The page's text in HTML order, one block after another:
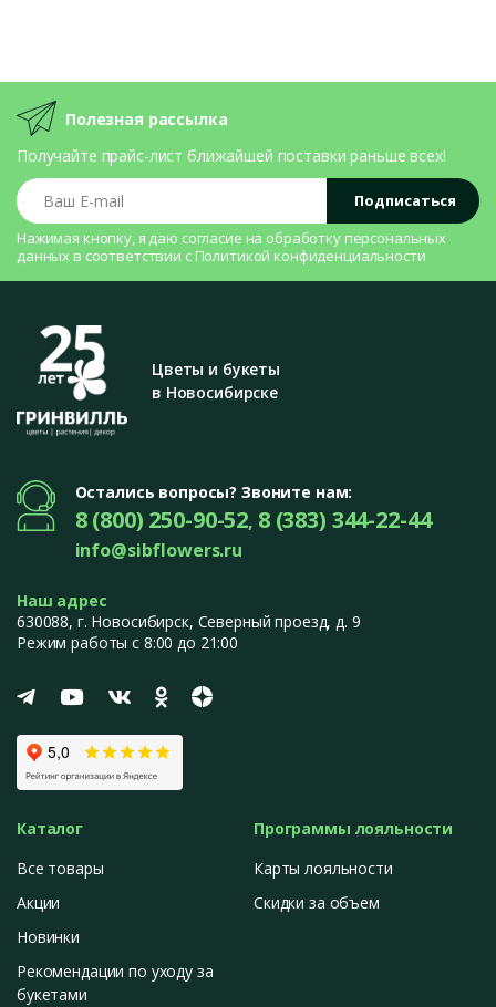
Полезная рассылка
Получайте прайс-лист ближайшей поставки раньше всех!
Ваш E-mail
Подписаться
Нажимая кнопку, я даю согласие на обработку персональных
данных в соответствии с Политикой конфиденциальности
Цветы и букеты
в Новосибирске
Остались вопросы? Звоните нам:
8 (800) 250-90-52, 8 (383) 344-22-44
info@sibflowers.ru
Наш адрес
630088, г. Новосибирск, Северный проезд, д. 9
Режим работы с 8:00 до 21:00
Каталог
Все товары
Акции
Новинки
Рекомендации по уходу за
букетами
Программы лояльности
Карты лояльности
Скидки за объем